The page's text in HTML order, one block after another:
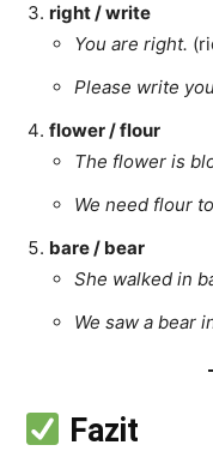
right / write
You are right.
Please write
flower / flour
The flower is
We need flour
bare / bear
She walked in
We saw a bear
Fazit